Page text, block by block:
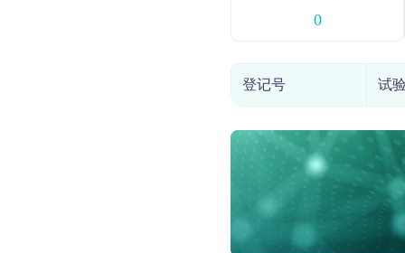
0
登记号 试